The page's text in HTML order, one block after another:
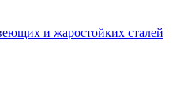
и жаростойких сталей